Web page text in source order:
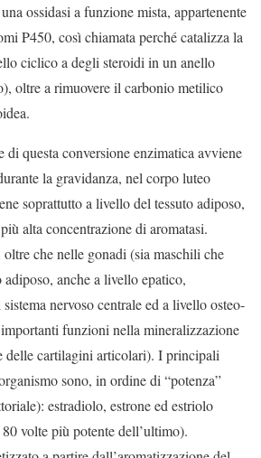
ossidasi a funzione mista, appartenente
P450, così chiamata perché catalizza la
ciclico a degli steroidi in un anello
oltre a rimuovere il carbonio metilico
di questa conversione enzimatica avviene
la gravidanza, nel corpo luteo
soprattutto a livello del tessuto adiposo,
alta concentrazione di aromatasi.
oltre che nelle gonadi (sia maschili che
anche a livello epatico,
nervoso centrale ed a livello osteo-
funzioni nella mineralizzazione
delle cartilagini articolari). I principali
sono, in ordine di “potenza”
estradiolo, estrone ed estriolo
volte più potente dell’ultimo).